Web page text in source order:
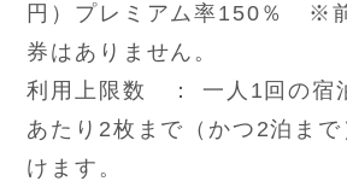
円）プレミアム率150％ ※
券はありません。
利用上限数 ： 一人1回の宿
あたり2枚まで（かつ2泊ま
けます。